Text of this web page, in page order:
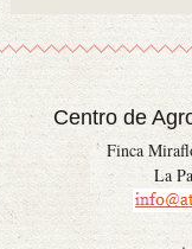
Centro de
Finca
La